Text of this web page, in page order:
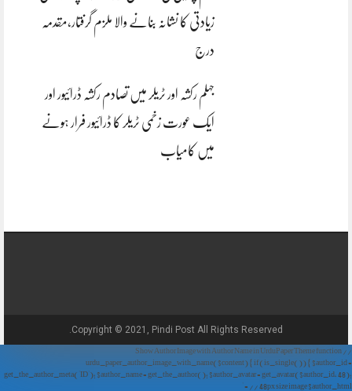
زیادتی کا نشانہ بنانے والا ملزم گرفتار،مقدمہ
درج
جہلم رکشہ اور ٹریلر میں تصادم رکشہ ڈرائیور اور
ایک عورت زخمی ٹریلر کا ڈرائیور فرار ہونے
میں کامیاب
Copyright © 2021, Pindi Post All Rights Reserved.
// Show Author Image with Author Name in UrduPaper Theme function
urdu_paper_author_image_with_name($content) { if (is_single()) { $author_id =
get_the_author_meta('ID'); $author_name = get_the_author(); $author_avatar = get_avatar($author_id, 48);
// 48px size image $author_html = '